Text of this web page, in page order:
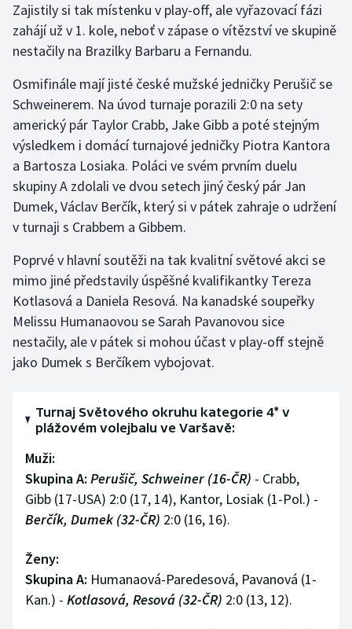
Krasobruslení
Lezení
Lyže a snowboard
Moderní pětiboj
Motorsport
Olympijské hry
Parasport
Plavání
Ragby
Rychlostní kanoistika
Short track
Sportovní střelba
Triatlon
Zajistily si tak místenku v play-off, ale vyřazovací fázi
zahájí už v 1. kole, neboť v zápase o vítězství ve skupině
nestačily na Brazilky Barbaru a Fernandu.
Osmifinále mají jisté české mužské jedničky Perušič se
Schweinerem. Na úvod turnaje porazili 2:0 na sety
americký pár Taylor Crabb, Jake Gibb a poté stejným
výsledkem i domácí turnajové jedničky Piotra Kantora
a Bartosza Losiaka. Poláci ve svém prvním duelu
skupiny A zdolali ve dvou setech jiný český pár Jan
Dumek, Václav Berčík, který si v pátek zahraje o udržení
v turnaji s Crabbem a Gibbem.
Poprvé v hlavní soutěži na tak kvalitní světové akci se
mimo jiné představily úspěšné kvalifikantky Tereza
Kotlasová a Daniela Resová. Na kanadské soupeřky
Melissu Humanaovou se Sarah Pavanovou sice
nestačily, ale v pátek si mohou účast v play-off stejně
jako Dumek s Berčíkem vybojovat.
Turnaj Světového okruhu kategorie 4* v
plážovém volejbalu ve Varšavě:
Muži:
Skupina A: Perušič, Schweiner (16-ČR) - Crabb,
Gibb (17-USA) 2:0 (17, 14), Kantor, Losiak (1-Pol.) -
Berčík, Dumek (32-ČR) 2:0 (16, 16).
Ženy:
Skupina A: Humanaová-Paredesová, Pavanová (1-
Kan.) - Kotlasová, Resová (32-ČR) 2:0 (13, 12).